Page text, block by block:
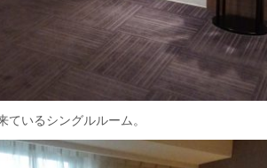
ているシングルルーム。